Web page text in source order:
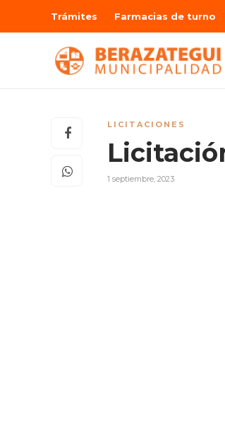
Trámites Farmacias de turno
LICITACIONES
1 septiembre, 2023